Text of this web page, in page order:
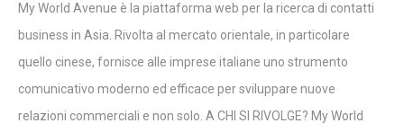
My World Avenue è la piattaforma web per la ricerca di contatti
business in Asia. Rivolta al mercato orientale, in particolare
quello cinese, fornisce alle imprese italiane uno strumento
comunicativo moderno ed efficace per sviluppare nuove
relazioni commerciali e non solo. A CHI SI RIVOLGE? My World